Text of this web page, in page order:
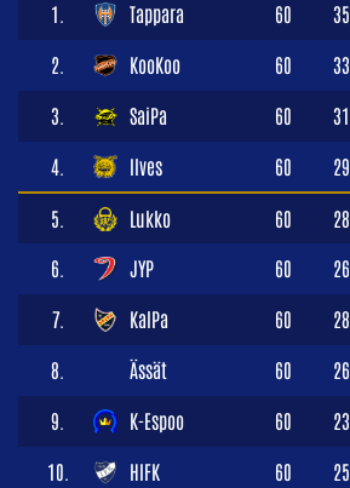
1. Tappara 60 35
2. KooKoo 60 33
3. SaiPa 60 31
4. Ilves 60 29
5. Lukko 60 28
6. JYP 60 26
7. KalPa 60 28
8. Ässät 60 26
9. K-Espoo 60 23
10. HIFK 60 25